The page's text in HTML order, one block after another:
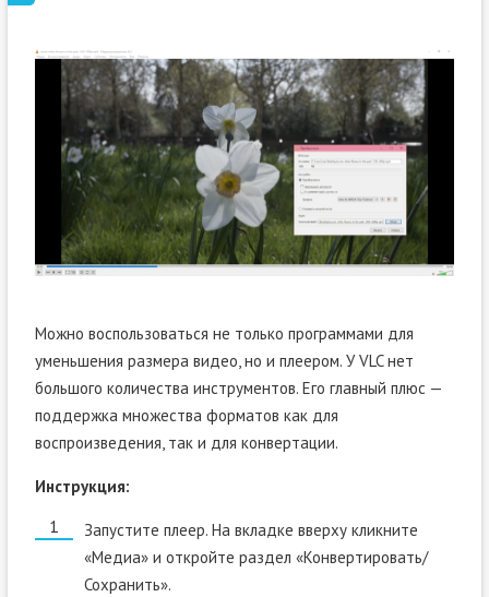
Можно воспользоваться не только программами для
уменьшения размера видео, но и плеером. У VLC нет
большого количества инструментов. Его главный плюс —
поддержка множества форматов как для
воспроизведения, так и для конвертации.
Инструкция:
Запустите плеер. На вкладке вверху кликните
«Медиа» и откройте раздел «Конвертировать/
Сохранить».